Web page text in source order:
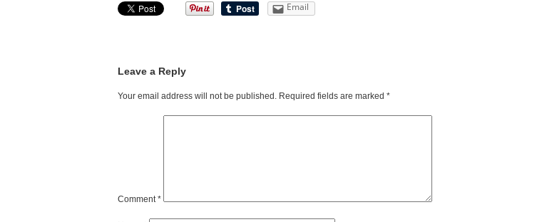
Email
Leave a Reply
Your email address will not be published. Required fields are marked *
Comment*